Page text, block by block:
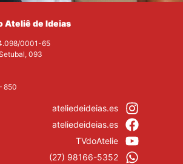
Ateliê de Ideias
0001-65
093
850
ateliedeideias.es
ateliedeideias.es
TVdoAtelie
(27) 98166-5352